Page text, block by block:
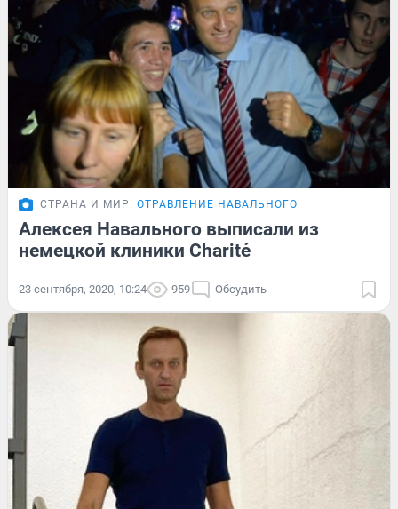
СТРАНА И МИР ОТРАВЛЕНИЕ НАВАЛЬНОГО
Алексея Навального выписали из
немецкой клиники Charité
23 сентября, 2020, 10:24 959 Обсудить